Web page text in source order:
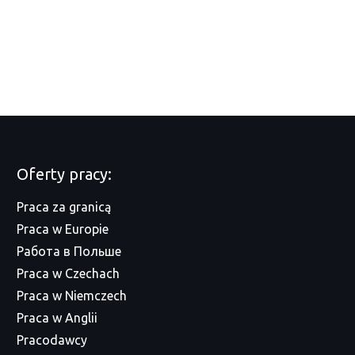
Oferty pracy:
Praca za granicą
Praca w Europie
Работа в Польше
Praca w Czechach
Praca w Niemczech
Praca w Anglii
Pracodawcy